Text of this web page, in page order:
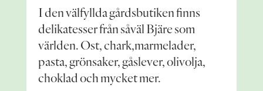
I den välfyllda gårdsbutiken finns
delikatesser från såväl Bjäre som
världen. Ost, chark,marmelader,
pasta, grönsaker, gåslever, olivolja,
choklad och mycket mer.